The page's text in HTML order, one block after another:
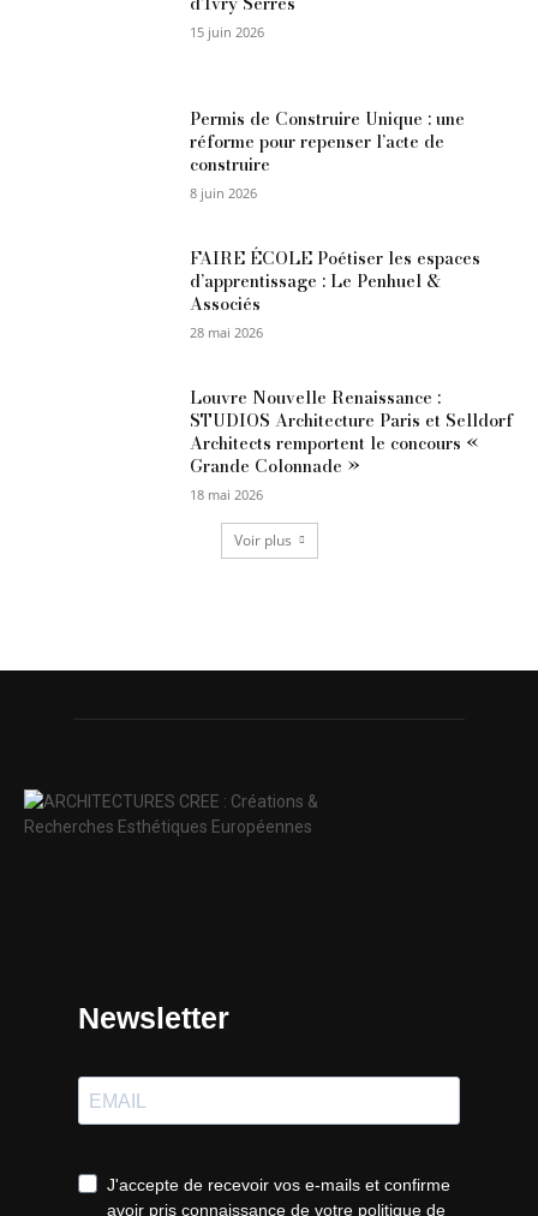
15 juin 2026
Permis de Construire Unique : une
réforme pour repenser l’acte de
construire
8 juin 2026
FAIRE ÉCOLE Poétiser les espaces
d’apprentissage : Le Penhuel &
Associés
28 mai 2026
Louvre Nouvelle Renaissance :
STUDIOS Architecture Paris et Selldorf
Architects remportent le concours «
Grande Colonnade »
18 mai 2026
Voir plus